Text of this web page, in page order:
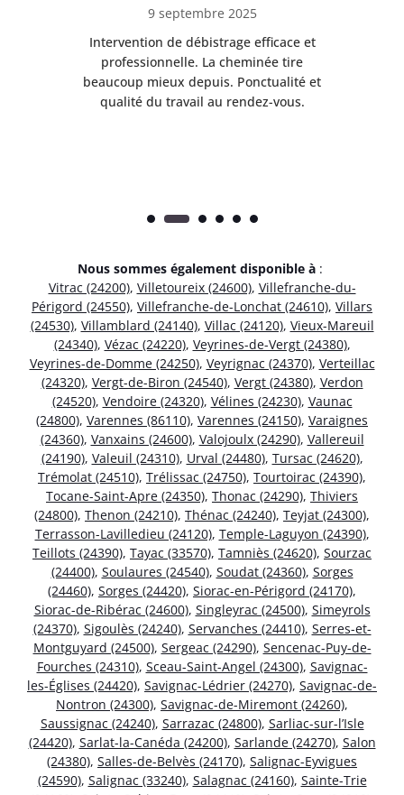
9 septembre 2025
Intervention de débistrage efficace et
professionnelle. La cheminée tire
beaucoup mieux depuis. Ponctualité et
qualité du travail au rendez-vous.
Nous sommes également disponible à :
Vitrac (24200), Villetoureix (24600), Villefranche-du-
Périgord (24550), Villefranche-de-Lonchat (24610), Villars
(24530), Villamblard (24140), Villac (24120), Vieux-Mareuil
(24340), Vézac (24220), Veyrines-de-Vergt (24380),
Veyrines-de-Domme (24250), Veyrignac (24370), Verteillac
(24320), Vergt-de-Biron (24540), Vergt (24380), Verdon
(24520), Vendoire (24320), Vélines (24230), Vaunac
(24800), Varennes (86110), Varennes (24150), Varaignes
(24360), Vanxains (24600), Valojoulx (24290), Vallereuil
(24190), Valeuil (24310), Urval (24480), Tursac (24620),
Trémolat (24510), Trélissac (24750), Tourtoirac (24390),
Tocane-Saint-Apre (24350), Thonac (24290), Thiviers
(24800), Thenon (24210), Thénac (24240), Teyjat (24300),
Terrasson-Lavilledieu (24120), Temple-Laguyon (24390),
Teillots (24390), Tayac (33570), Tamniès (24620), Sourzac
(24400), Soulaures (24540), Soudat (24360), Sorges
(24460), Sorges (24420), Siorac-en-Périgord (24170),
Siorac-de-Ribérac (24600), Singleyrac (24500), Simeyrols
(24370), Sigoulès (24240), Servanches (24410), Serres-et-
Montguyard (24500), Sergeac (24290), Sencenac-Puy-de-
Fourches (24310), Sceau-Saint-Angel (24300), Savignac-
les-Églises (24420), Savignac-Lédrier (24270), Savignac-de-
Nontron (24300), Savignac-de-Miremont (24260),
Saussignac (24240), Sarrazac (24800), Sarliac-sur-l’Isle
(24420), Sarlat-la-Canéda (24200), Sarlande (24270), Salon
(24380), Salles-de-Belvès (24170), Salignac-Eyvigues
(24590), Salignac (33240), Salagnac (24160), Sainte-Trie